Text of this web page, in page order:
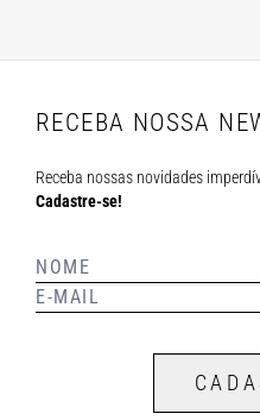
RECEBA NOSSA
Receba nossas novidades
Cadastre-se!